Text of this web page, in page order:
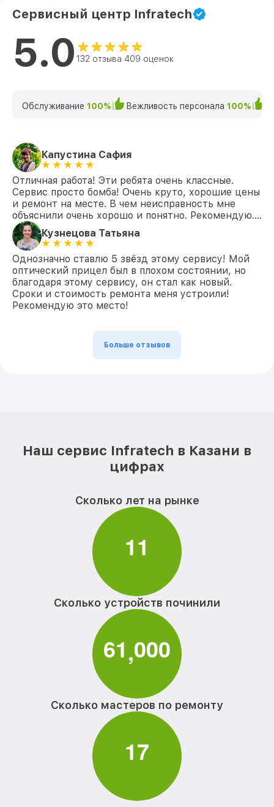
Сервисный центр Infratech
5.0 132 отзыва 409 оценок
Обслуживание 100% Вежливость персонала 100%
Капустина Сафия
Отличная работа! Эти ребята очень классные.
Сервис просто бомба! Очень круто, хорошие цены
и ремонт на месте. В чем неисправность мне
объяснили очень хорошо и понятно. Рекомендую….
Кузнецова Татьяна
Однозначно ставлю 5 звёзд этому сервису! Мой
оптический прицел был в плохом состоянии, но
благодаря этому сервису, он стал как новый.
Сроки и стоимость ремонта меня устроили!
Рекомендую это место!
Больше отзывов
Наш сервис Infratech в Казани в
цифрах
Сколько лет на рынке
11
Сколько устройств починили
61,000
Сколько мастеров по ремонту
17